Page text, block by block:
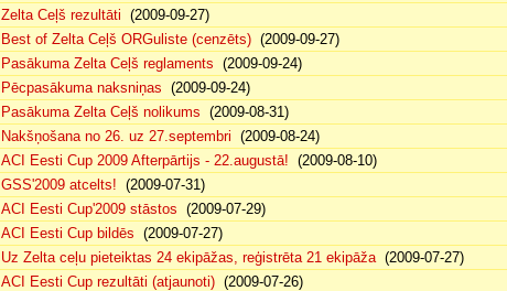
Zelta Ceļš rezultāti (2009-09-27)
Best of Zelta Ceļš ORGuliste (cenzēts) (2009-09-27)
Pasākuma Zelta Ceļš reglaments (2009-09-24)
Pēcpasākuma naksniņas (2009-09-24)
Pasākuma Zelta Ceļš nolikums (2009-08-31)
Nakšņošana no 26. uz 27.septembri (2009-08-24)
ACI Eesti Cup 2009 Afterpārtijs - 22.augustā! (2009-08-10)
GSS'2009 atcelts! (2009-07-31)
ACI Eesti Cup'2009 stāstos (2009-07-29)
ACI Eesti Cup bildēs (2009-07-27)
Uz Zelta ceļu pieteiktas 24 ekipāžas, reģistrēta 21 ekipāža(2009-07-27)
ACI Eesti Cup rezultāti (atjaunoti) (2009-07-26)